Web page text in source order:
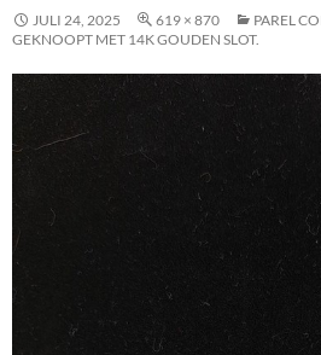
JULI 24, 2025 619 × 870
PAREL
GEKNOOPT MET 14K GOUDEN SLOT.